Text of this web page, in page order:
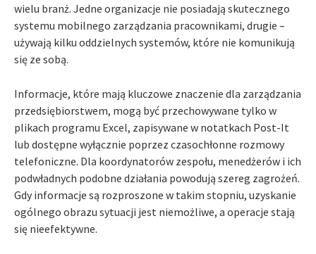
wielu branż. Jedne organizacje nie posiadają skutecznego
systemu mobilnego zarządzania pracownikami, drugie –
używają kilku oddzielnych systemów, które nie komunikują
się ze sobą.
Informacje, które mają kluczowe znaczenie dla zarządzania
przedsiębiorstwem, mogą być przechowywane tylko w
plikach programu Excel, zapisywane w notatkach Post-It
lub dostępne wyłącznie poprzez czasochłonne rozmowy
telefoniczne. Dla koordynatorów zespołu, menedżerów i ich
podwładnych podobne działania powodują szereg zagrożeń.
Gdy informacje są rozproszone w takim stopniu, uzyskanie
ogólnego obrazu sytuacji jest niemożliwe, a operacje stają
się nieefektywne.